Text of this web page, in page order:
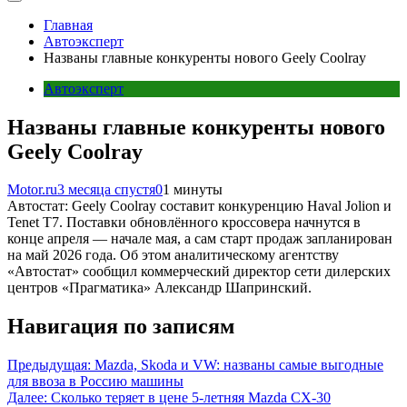
Главная
Автоэксперт
Названы главные конкуренты нового Geely Coolray
Автоэксперт
Названы главные конкуренты нового
Geely Coolray
Motor.ru3 месяца спустя01 минуты
Автостат: Geely Coolray составит конкуренцию Haval Jolion и
Tenet T7. Поставки обновлённого кроссовера начнутся в
конце апреля — начале мая, а сам старт продаж запланирован
на май 2026 года. Об этом аналитическому агентству
«Автостат» сообщил коммерческий директор сети дилерских
центров «Прагматика» Александр Шапринский.
Навигация по записям
Предыдущая: Mazda, Skoda и VW: названы самые выгодные
для ввоза в Россию машины
Далее: Сколько теряет в цене 5-летняя Mazda CX-30